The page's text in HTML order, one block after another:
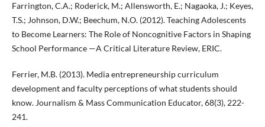
Farrington, C.A.; Roderick, M.; Allensworth, E.; Nagaoka, J.; Keyes,
T.S.; Johnson, D.W.; Beechum, N.O. (2012). Teaching Adolescents
to Become Learners: The Role of Noncognitive Factors in Shaping
School Performance —A Critical Literature Review, ERIC.
Ferrier, M.B. (2013). Media entrepreneurship curriculum
development and faculty perceptions of what students should
know. Journalism & Mass Communication Educator, 68(3), 222-
241.